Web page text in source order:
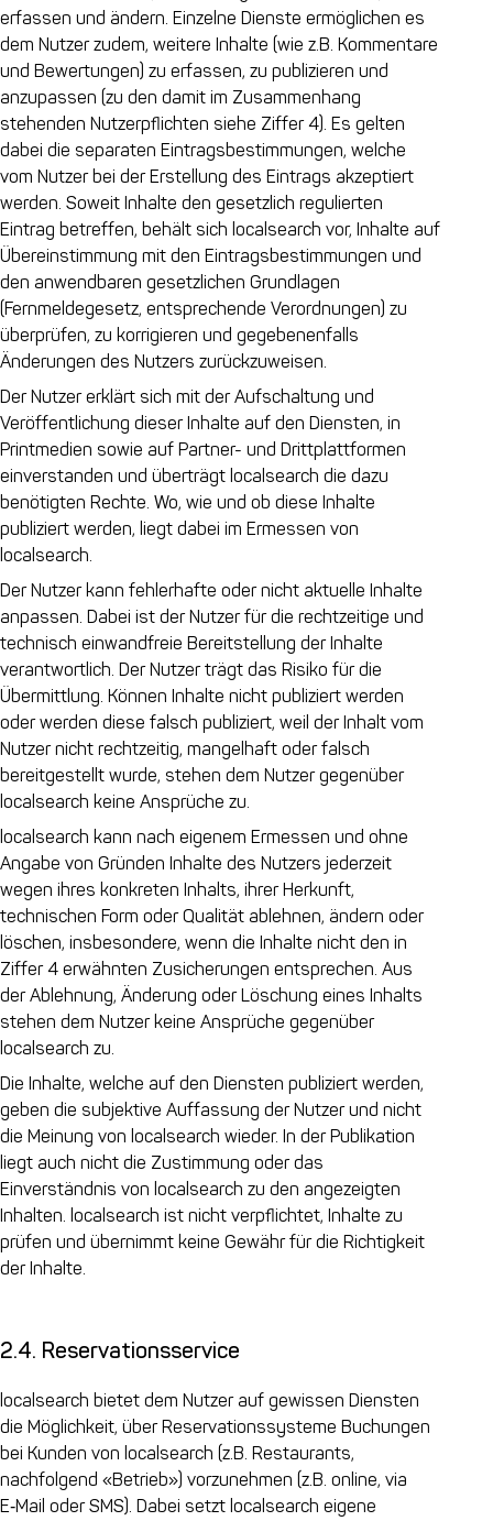
erfassen und ändern. Einzelne Dienste ermöglichen es
dem Nutzer zudem, weitere Inhalte (wie z.B. Kommentare
und Bewertungen) zu erfassen, zu publizieren und
anzupassen (zu den damit im Zusammenhang
stehenden Nutzerpflichten siehe Ziffer 4). Es gelten
dabei die separaten Eintragsbestimmungen, welche
vom Nutzer bei der Erstellung des Eintrags akzeptiert
werden. Soweit Inhalte den gesetzlich regulierten
Eintrag betreffen, behält sich localsearch vor, Inhalte auf
Übereinstimmung mit den Eintragsbestimmungen und
den anwendbaren gesetzlichen Grundlagen
(Fernmeldegesetz, entsprechende Verordnungen) zu
überprüfen, zu korrigieren und gegebenenfalls
Änderungen des Nutzers zurückzuweisen.
Der Nutzer erklärt sich mit der Aufschaltung und
Veröffentlichung dieser Inhalte auf den Diensten, in
Printmedien sowie auf Partner- und Drittplattformen
einverstanden und überträgt localsearch die dazu
benötigten Rechte. Wo, wie und ob diese Inhalte
publiziert werden, liegt dabei im Ermessen von
localsearch.
Der Nutzer kann fehlerhafte oder nicht aktuelle Inhalte
anpassen. Dabei ist der Nutzer für die rechtzeitige und
technisch einwandfreie Bereitstellung der Inhalte
verantwortlich. Der Nutzer trägt das Risiko für die
Übermittlung. Können Inhalte nicht publiziert werden
oder werden diese falsch publiziert, weil der Inhalt vom
Nutzer nicht rechtzeitig, mangelhaft oder falsch
bereitgestellt wurde, stehen dem Nutzer gegenüber
localsearch keine Ansprüche zu.
localsearch kann nach eigenem Ermessen und ohne
Angabe von Gründen Inhalte des Nutzers jederzeit
wegen ihres konkreten Inhalts, ihrer Herkunft,
technischen Form oder Qualität ablehnen, ändern oder
löschen, insbesondere, wenn die Inhalte nicht den in
Ziffer 4 erwähnten Zusicherungen entsprechen. Aus
der Ablehnung, Änderung oder Löschung eines Inhalts
stehen dem Nutzer keine Ansprüche gegenüber
localsearch zu.
Die Inhalte, welche auf den Diensten publiziert werden,
geben die subjektive Auffassung der Nutzer und nicht
die Meinung von localsearch wieder. In der Publikation
liegt auch nicht die Zustimmung oder das
Einverständnis von localsearch zu den angezeigten
Inhalten. localsearch ist nicht verpflichtet, Inhalte zu
prüfen und übernimmt keine Gewähr für die Richtigkeit
der Inhalte.
2.4. Reservationsservice
localsearch bietet dem Nutzer auf gewissen Diensten
die Möglichkeit, über Reservationssysteme Buchungen
bei Kunden von localsearch (z.B. Restaurants,
nachfolgend «Betrieb») vorzunehmen (z.B. online, via
E‑Mail oder SMS). Dabei setzt localsearch eigene